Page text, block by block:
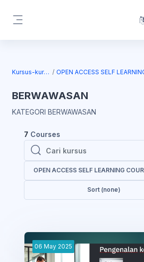
Kursus-kursus
BERWAWASAN
KATEGORI BERWAWASAN
7 Courses
Cari kursus
Cari kursus
OPEN ACCESS SELF LEARNING
Sort (none)
06 May 2025